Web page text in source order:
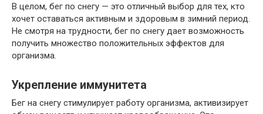
В целом, бег по снегу — это отличный выбор для тех, кто
хочет оставаться активным и здоровым в зимний период.
Не смотря на трудности, бег по снегу дает возможность
получить множество положительных эффектов для
организма.
Укрепление иммунитета
Бег на снегу стимулирует работу организма, активизирует